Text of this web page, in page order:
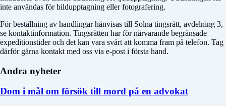
inte användas för bildupptagning eller fotografering.
För beställning av handlingar hänvisas till Solna tingsrätt, avdelning 3,
se kontaktinformation. Tingsrätten har för närvarande begränsade
expeditionstider och det kan vara svårt att komma fram på telefon. Tag
därför gärna kontakt med oss via e-post i första hand.
Andra nyheter
Dom i mål om försök till mord på en advokat